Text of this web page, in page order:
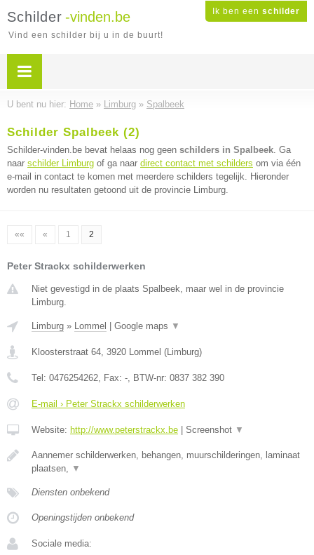
Ik ben een schilder
Schilder -vinden.be
Vind een schilder bij u in de buurt!
U bent nu hier: Home » Limburg » Spalbeek
Schilder Spalbeek (2)
Schilder-vinden.be bevat helaas nog geen schilders in Spalbeek. Ga
naar schilder Limburg of ga naar direct contact met schilders om via één
e-mail in contact te komen met meerdere schilders tegelijk. Hieronder
worden nu resultaten getoond uit de provincie Limburg.
«« « 1 2
Peter Strackx schilderwerken
Niet gevestigd in de plaats Spalbeek, maar wel in de provincie
Limburg.
Limburg » Lommel Google maps ▼
Kloosterstraat 64, 3920 Lommel (Limburg)
Tel: 0476254262, Fax: -, BTW-nr: 0837 382 390
E-mail › Peter Strackx schilderwerken
Website: http://www.peterstrackx.be Screenshot ▼
Aannemer schilderwerken, behangen, muurschilderingen, laminaat
plaatsen, ▼
Diensten onbekend
Openingstijden onbekend
Sociale media: